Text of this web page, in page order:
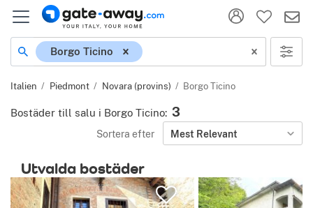
Plats
Borgo Ticino
Italien Piedmont Novara (provins) Borgo Ticino
Bostäder till salu i Borgo Ticino: 3
Sortera efter Mest Relevant
Utvalda bostäder